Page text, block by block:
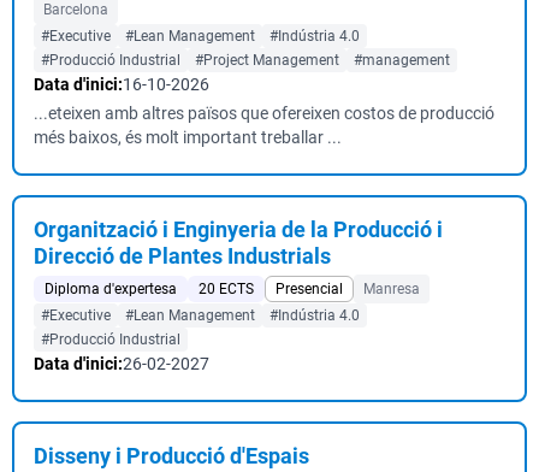
Barcelona
#Executive
#Lean Management
#Indústria 4.0
#Producció Industrial
#Project Management #management
Data d'inici:16-10-2026
...eteixen amb altres països que ofereixen costos de producció
més baixos, és molt important treballar ...
Organització i Enginyeria de la Producció i
Direcció de Plantes Industrials
Diploma d'expertesa 20 ECTS Presencial
Manresa
#Executive
#Lean Management
#Indústria 4.0
#Producció Industrial
Data d'inici:26-02-2027
Disseny i Producció d'Espais